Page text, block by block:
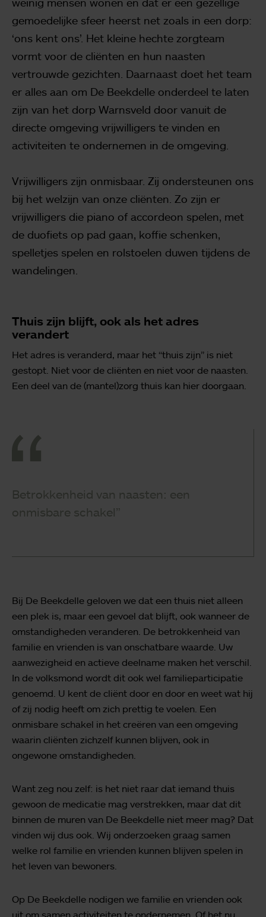
gemoedelijke sfeer heerst net zoals in een dorp:
‘ons kent ons’. Het kleine hechte zorgteam
vormt voor de cliënten en hun naasten
vertrouwde gezichten. Daarnaast doet het team
er alles aan om De Beekdelle onderdeel te laten
zijn van het dorp Warnsveld door vanuit de
directe omgeving vrijwilligers te vinden en
activiteiten te ondernemen in de omgeving.
Vrijwilligers zijn onmisbaar. Zij ondersteunen ons
bij het welzijn van onze cliënten. Zo zijn er
vrijwilligers die piano of accordeon spelen, met
de duofiets op pad gaan, koffie schenken,
spelletjes spelen en rolstoelen duwen tijdens de
wandelingen.
Thuis zijn blijft, ook als het adres
verandert
Het adres is veranderd, maar het “thuis zijn” is niet
gestopt. Niet voor de cliënten en niet voor de naasten.
Een deel van de (mantel)zorg thuis kan hier doorgaan.
Betrokkenheid van naasten: een
onmisbare schakel”
Bij De Beekdelle geloven we dat een thuis niet alleen
een plek is, maar een gevoel dat blijft, ook wanneer de
omstandigheden veranderen. De betrokkenheid van
familie en vrienden is van onschatbare waarde. Uw
aanwezigheid en actieve deelname maken het verschil.
In de volksmond wordt dit ook wel familieparticipatie
genoemd. U kent de cliënt door en door en weet wat hij
of zij nodig heeft om zich prettig te voelen. Een
onmisbare schakel in het creëren van een omgeving
waarin cliënten zichzelf kunnen blijven, ook in
ongewone omstandigheden.
Want zeg nou zelf: is het niet raar dat iemand thuis
gewoon de medicatie mag verstrekken, maar dat dit
binnen de muren van De Beekdelle niet meer mag? Dat
vinden wij dus ook. Wij onderzoeken graag samen
welke rol familie en vrienden kunnen blijven spelen in
het leven van bewoners.
Op De Beekdelle nodigen we familie en vrienden ook
uit om samen activiteiten te ondernemen. Of het nu